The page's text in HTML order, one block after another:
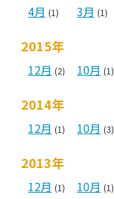
4月 (1) 3月 (1)
2015年
12月 (2) 10月 (1)
2014年
12月 (1) 10月 (3)
2013年
12月 (1) 10月 (1)